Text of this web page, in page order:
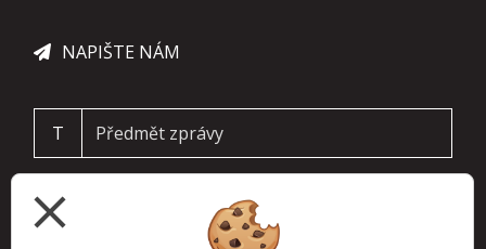
NAPIŠTE NÁM
T
close